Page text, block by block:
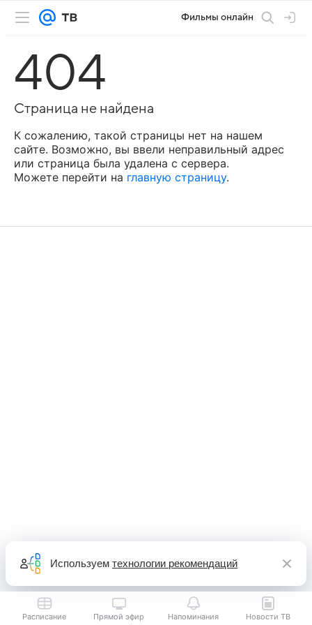
Фильмы онлайн
404
Страница не найдена
К сожалению, такой страницы нет на нашем
сайте. Возможно, вы ввели неправильный адрес
или страница была удалена с сервера.
Можете перейти на главную страницу.
Расписание Прямой эфир Напоминания Новости ТВ
Используем технологии рекомендаций